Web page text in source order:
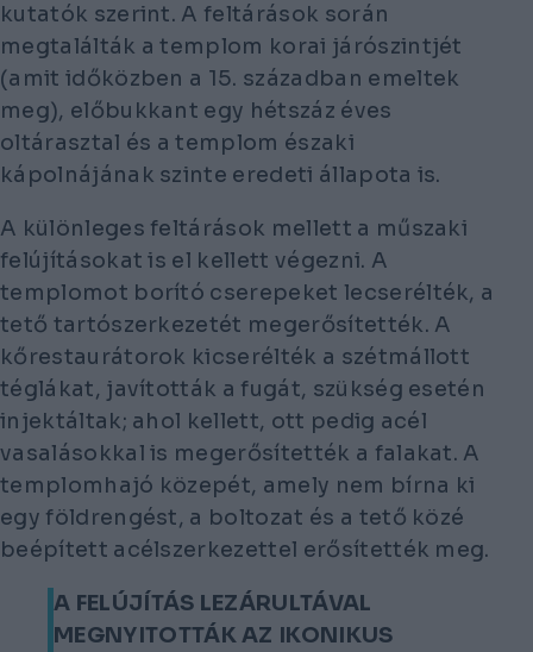
kutatók szerint. A feltárások során
megtalálták a templom korai járószintjét
(amit időközben a 15. században emeltek
meg), előbukkant egy hétszáz éves
oltárasztal és a templom északi
kápolnájának szinte eredeti állapota is.
A különleges feltárások mellett a műszaki
felújításokat is el kellett végezni. A
templomot borító cserepeket lecserélték, a
tető tartószerkezetét megerősítették. A
kőrestaurátorok kicserélték a szétmállott
téglákat, javították a fugát, szükség esetén
injektáltak; ahol kellett, ott pedig acél
vasalásokkal is megerősítették a falakat. A
templomhajó közepét, amely nem bírna ki
egy földrengést, a boltozat és a tető közé
beépített acélszerkezettel erősítették meg.
A FELÚJÍTÁS LEZÁRULTÁVAL
MEGNYITOTTÁK AZ IKONIKUS